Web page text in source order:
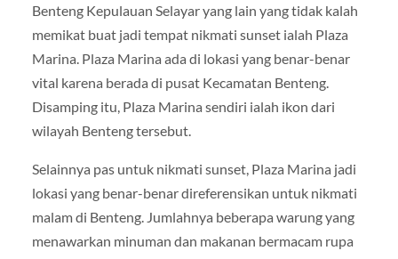
Benteng Kepulauan Selayar yang lain yang tidak kalah
memikat buat jadi tempat nikmati sunset ialah Plaza
Marina. Plaza Marina ada di lokasi yang benar-benar
vital karena berada di pusat Kecamatan Benteng.
Disamping itu, Plaza Marina sendiri ialah ikon dari
wilayah Benteng tersebut.
Selainnya pas untuk nikmati sunset, Plaza Marina jadi
lokasi yang benar-benar direferensikan untuk nikmati
malam di Benteng. Jumlahnya beberapa warung yang
menawarkan minuman dan makanan bermacam rupa